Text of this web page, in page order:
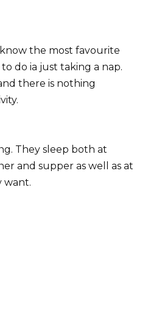
the most favourite
do ia just taking a nap.
there is nothing
They sleep both at
and supper as well as at
want.